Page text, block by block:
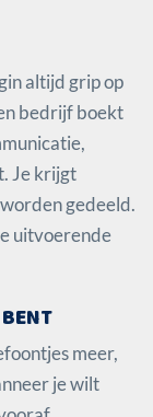
altijd grip op
bedrijf boekt
Je krijgt
gedeeld.
uitvoerende
meer,
je wilt